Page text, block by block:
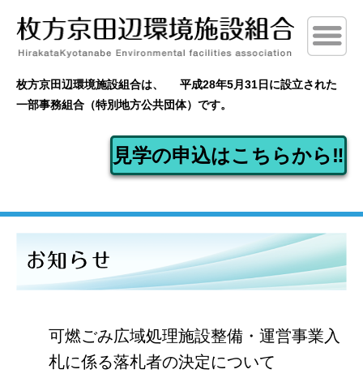
枚方京田辺環境施設組合は、
平成28年5月31日に設立された
一部事務組合（特別地方公共団体）です。
見学の申込はこちらから‼
可燃ごみ広域処理施設整備・運営事業入
札に係る落札者の決定について